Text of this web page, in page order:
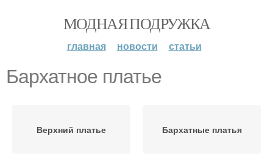
МОДНАЯ ПОДРУЖКА
главная новости статьи
Бархатное платье
Верхний платье Бархатные платья